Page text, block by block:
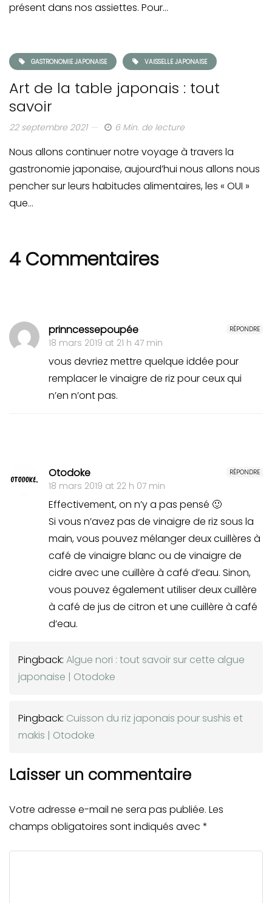
présent dans nos assiettes. Pour…
GASTRONOMIE JAPONAISE VAISSELLE JAPONAISE
Art de la table japonais : tout
savoir
22 septembre 2021 6 Min. de lecture
Nous allons continuer notre voyage à travers la
gastronomie japonaise, aujourd’hui nous allons nous
pencher sur leurs habitudes alimentaires, les « OUI »
que…
4 Commentaires
RÉPONDRE
prinncessepoupée
18 mars 2019 at 21 h 47 min
vous devriez mettre quelque iddée pour
remplacer le vinaigre de riz pour ceux qui
n’en n’ont pas.
RÉPONDRE
Otodoke
18 mars 2019 at 22 h 07 min
Effectivement, on n’y a pas pensé 🙂
Si vous n’avez pas de vinaigre de riz sous la
main, vous pouvez mélanger deux cuillères à
café de vinaigre blanc ou de vinaigre de
cidre avec une cuillère à café d’eau. Sinon,
vous pouvez également utiliser deux cuillère
à café de jus de citron et une cuillère à café
d’eau.
Pingback: Algue nori : tout savoir sur cette algue
japonaise | Otodoke
Pingback: Cuisson du riz japonais pour sushis et
makis | Otodoke
Laisser un commentaire
Votre adresse e-mail ne sera pas publiée. Les
champs obligatoires sont indiqués avec *